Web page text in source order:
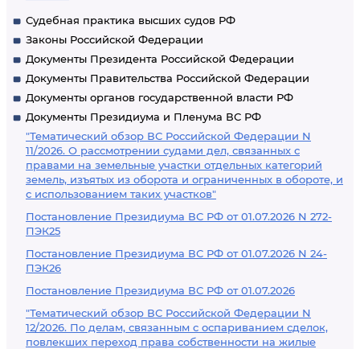
Судебная практика высших судов РФ
Законы Российской Федерации
Документы Президента Российской Федерации
Документы Правительства Российской Федерации
Документы органов государственной власти РФ
Документы Президиума и Пленума ВС РФ
"Тематический обзор ВС Российской Федерации N
11/2026. О рассмотрении судами дел, связанных с
правами на земельные участки отдельных категорий
земель, изъятых из оборота и ограниченных в обороте, и
с использованием таких участков"
Постановление Президиума ВС РФ от 01.07.2026 N 272-
ПЭК25
Постановление Президиума ВС РФ от 01.07.2026 N 24-
ПЭК26
Постановление Президиума ВС РФ от 01.07.2026
"Тематический обзор ВС Российской Федерации N
12/2026. По делам, связанным с оспариванием сделок,
повлекших переход права собственности на жилые